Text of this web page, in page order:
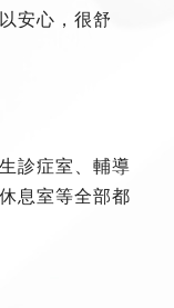
安心，很舒
診症室、輔導
息室等全部都